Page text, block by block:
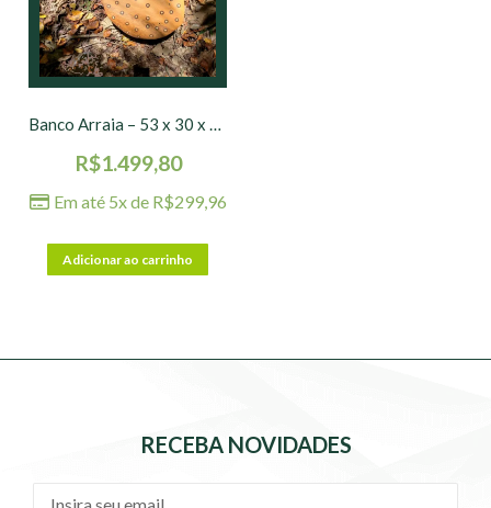
Banco Arraia – 53 x 30 x 19 cm
R$1.499,80
Em até 5x de R$299,96
Adicionar ao carrinho
RECEBA NOVIDADES